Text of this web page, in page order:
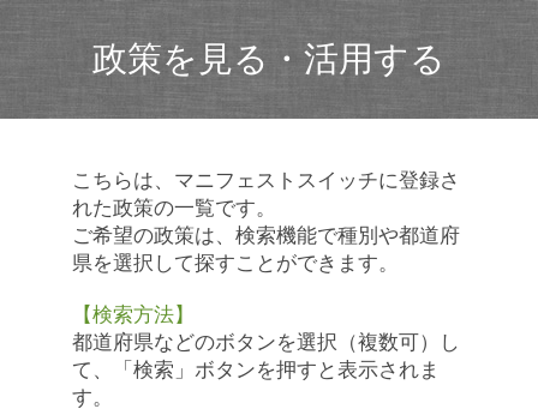
政策を見る・活用する
こちらは、マニフェストスイッチに登録さ
れた政策の一覧です。
ご希望の政策は、検索機能で種別や都道府
県を選択して探すことができます。
【検索方法】
都道府県などのボタンを選択（複数可）し
て、「検索」ボタンを押すと表示されま
す。